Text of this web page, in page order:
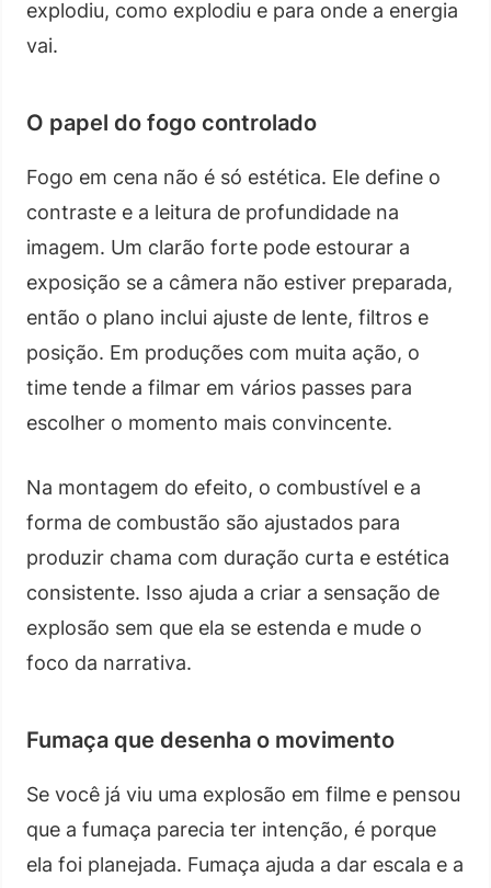
explodiu, como explodiu e para onde a energia
vai.
O papel do fogo controlado
Fogo em cena não é só estética. Ele define o
contraste e a leitura de profundidade na
imagem. Um clarão forte pode estourar a
exposição se a câmera não estiver preparada,
então o plano inclui ajuste de lente, filtros e
posição. Em produções com muita ação, o
time tende a filmar em vários passes para
escolher o momento mais convincente.
Na montagem do efeito, o combustível e a
forma de combustão são ajustados para
produzir chama com duração curta e estética
consistente. Isso ajuda a criar a sensação de
explosão sem que ela se estenda e mude o
foco da narrativa.
Fumaça que desenha o movimento
Se você já viu uma explosão em filme e pensou
que a fumaça parecia ter intenção, é porque
ela foi planejada. Fumaça ajuda a dar escala e a